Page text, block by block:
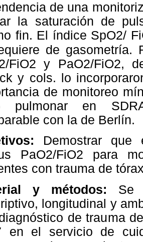
de una
la saturación de
fin. El índice SpO2/
de gasometría.
FiO2 y PaO2/FiO2,
y cols. lo
de monitoreo
pulmonar en
con la de Berlín.
Demostrar que
PaO2/FiO2 para
con trauma de
y métodos: Se
longitudinal y
de trauma
en el servicio de